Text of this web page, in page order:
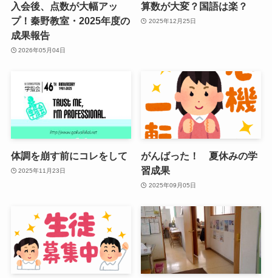
入会後、点数が大幅アッ
プ！秦野教室・2025年度の
成果報告
2026年05月04日
算数が大変？国語は楽？
2025年12月25日
体調を崩す前にコレをして
2025年11月23日
がんばった！ 夏休みの学
習成果
2025年09月05日